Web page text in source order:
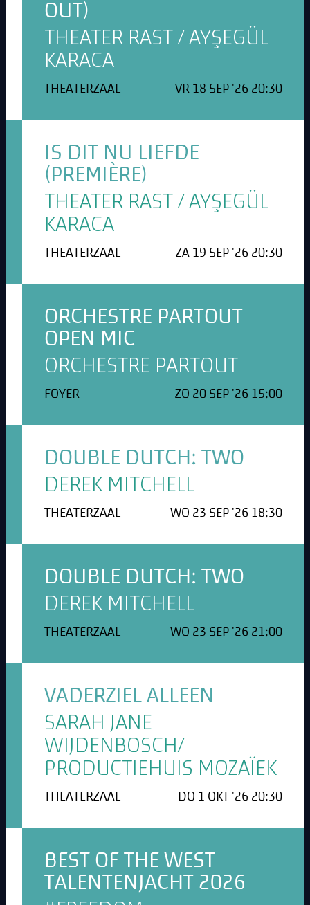
OUT)
THEATER RAST / AYŞEGÜL
KARACA
THEATERZAAL VR 18 SEP '26 20:30
IS DIT NU LIEFDE
(PREMIÈRE)
THEATER RAST / AYŞEGÜL
KARACA
THEATERZAAL ZA 19 SEP '26 20:30
ORCHESTRE PARTOUT
OPEN MIC
ORCHESTRE PARTOUT
FOYER ZO 20 SEP '26 15:00
DOUBLE DUTCH: TWO
DEREK MITCHELL
THEATERZAAL WO 23 SEP '26 18:30
DOUBLE DUTCH: TWO
DEREK MITCHELL
THEATERZAAL WO 23 SEP '26 21:00
VADERZIEL ALLEEN
SARAH JANE
WIJDENBOSCH/
PRODUCTIEHUIS MOZAÏEK
THEATERZAAL DO 1 OKT '26 20:30
BEST OF THE WEST
TALENTENJACHT 2026